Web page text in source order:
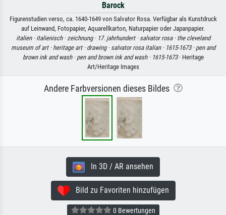
Barock
Figurenstudien verso, ca. 1640-1649 von Salvator Rosa. Verfügbar als Kunstdruck
auf Leinwand, Fotopapier, Aquarellkarton, Naturpapier oder Japanpapier.
italien · italienisch ·zeichnung · 17. jahrhundert · salvator rosa · the cleveland
museum of art · heritage art · drawing · salvator rosa italian · 1615-1673 · pen and
brown ink and wash · pen and brown ink and wash · 1615-1673· Heritage
Art/Heritage Images
Andere Farbversionen dieses Bildes
In 3D / AR ansehen
Bild zu Favoriten hinzufügen
0 Bewertungen